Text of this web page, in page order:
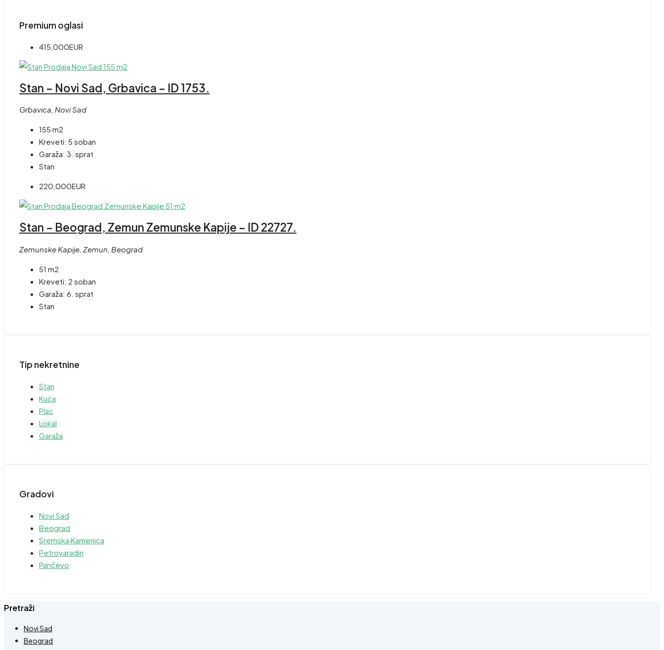
Premium oglasi
415,000EUR
Stan – Novi Sad, Grbavica – ID 1753.
Grbavica, Novi Sad
155 m2
Kreveti: 5 soban
Garaža: 3. sprat
Stan
220,000EUR
Stan – Beograd, Zemun Zemunske Kapije – ID 22727.
Zemunske Kapije, Zemun, Beograd
51 m2
Kreveti: 2 soban
Garaža: 6. sprat
Stan
Tip nekretnine
Stan
Kuća
Plac
Lokal
Garaža
Gradovi
Novi Sad
Beograd
Sremska Kamenica
Petrovaradin
Pančevo
Pretraži
Novi Sad
Beograd